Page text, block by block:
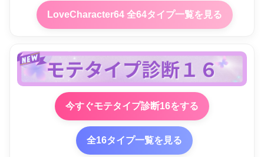
LoveCharacter64 全64タイプ一覧を見る
今すぐモテタイプ診断16をする
全16タイプ一覧を見る